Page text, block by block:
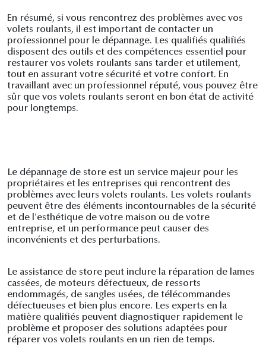
En résumé, si vous rencontrez des problèmes avec vos
volets roulants, il est important de contacter un
professionnel pour le dépannage. Les qualifiés qualifiés
disposent des outils et des compétences essentiel pour
restaurer vos volets roulants sans tarder et utilement,
tout en assurant votre sécurité et votre confort. En
travaillant avec un professionnel réputé, vous pouvez être
sûr que vos volets roulants seront en bon état de activité
pour longtemps.
Le dépannage de store est un service majeur pour les
propriétaires et les entreprises qui rencontrent des
problèmes avec leurs volets roulants. Les volets roulants
peuvent être des éléments incontournables de la sécurité
et de l'esthétique de votre maison ou de votre
entreprise, et un performance peut causer des
inconvénients et des perturbations.
Le assistance de store peut inclure la réparation de lames
cassées, de moteurs défectueux, de ressorts
endommagés, de sangles usées, de télécommandes
défectueuses et bien plus encore. Les experts en la
matière qualifiés peuvent diagnostiquer rapidement le
problème et proposer des solutions adaptées pour
réparer vos volets roulants en un rien de temps.